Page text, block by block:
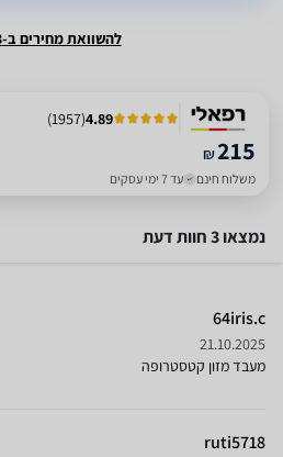
להשוואת מחירים ב-3 חנויות
4.89
(
1957
)
₪215
משלוח חינם עד 7 ימי עסקים
נמצאו 3 חוות דעת
64iris.c
21.10.2025
מעבד מזון קטסטרופה
ruti5718